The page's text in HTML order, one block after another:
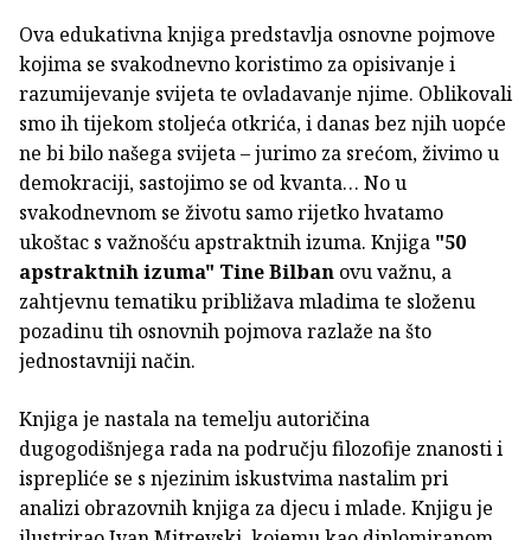
Ova edukativna knjiga predstavlja osnovne pojmove
kojima se svakodnevno koristimo za opisivanje i
razumijevanje svijeta te ovladavanje njime. Oblikovali
smo ih tijekom stoljeća otkrića, i danas bez njih uopće
ne bi bilo našega svijeta – jurimo za srećom, živimo u
demokraciji, sastojimo se od kvanta… No u
svakodnevnom se životu samo rijetko hvatamo
ukoštac s važnošću apstraktnih izuma. Knjiga "50
apstraktnih izuma" Tine Bilban ovu važnu, a
zahtjevnu tematiku približava mladima te složenu
pozadinu tih osnovnih pojmova razlaže na što
jednostavniji način.
Knjiga je nastala na temelju autoričina
dugogodišnjega rada na području filozofije znanosti i
isprepliće se s njezinim iskustvima nastalim pri
analizi obrazovnih knjiga za djecu i mlade. Knjigu je